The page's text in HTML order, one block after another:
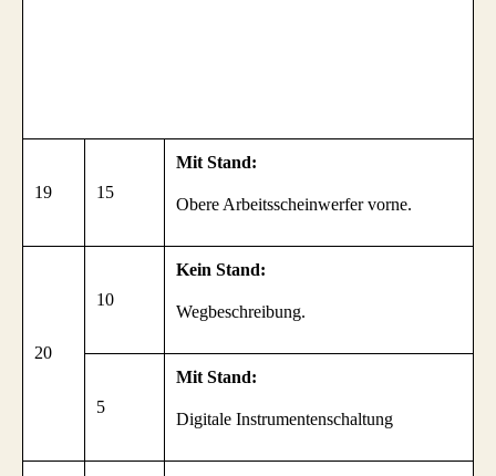
19 15
Mit Stand:
Obere Arbeitsscheinwerfer vorne.
20
10
Kein Stand:
Wegbeschreibung.
5
Mit Stand:
Digitale Instrumentenschaltung